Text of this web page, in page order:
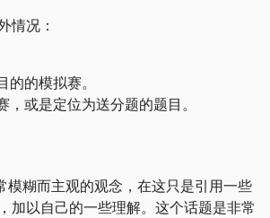
情况：
的的模拟赛。
，或是定位为送分题的题目。
模糊而主观的观念，在这只是引用一些
加以自己的一些理解。这个话题是非常